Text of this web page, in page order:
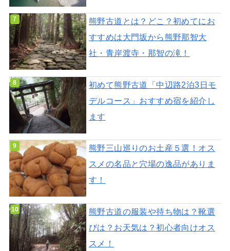
熊野古道とは？どこ？初めてにお
すすめは大門坂から熊野那智大
社・青岸渡寺・那智の滝！
初めて熊野古道「中辺路2泊3日モ
デルコース」おすすめ宿を紹介し
ます
熊野三山巡りのお土産５選！オス
スメの名品と穴場の逸品がありま
す！
熊野古道の服装や持ち物は？靴選
びは？お天気は？初心者向けオス
スメ！